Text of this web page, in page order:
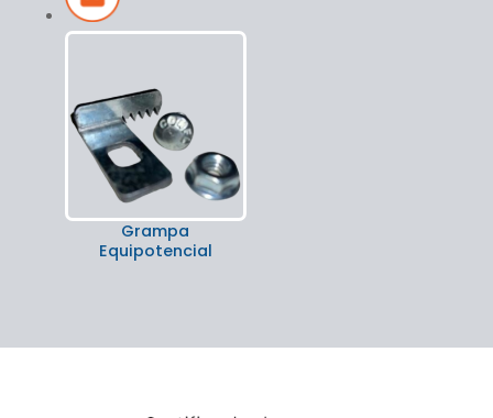
Grampa
Equipotencial